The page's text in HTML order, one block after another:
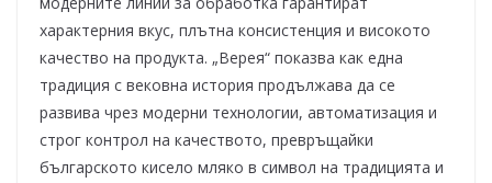
характерния вкус, плътна консистенция и високото
качество на продукта. „Верея“ показва как една
традиция с вековна история продължава да се
развива чрез модерни технологии, автоматизация и
строг контрол на качеството, превръщайки
българското кисело мляко в символ на традицията и